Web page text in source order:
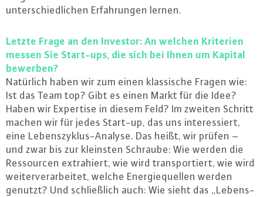
un­ter­schied­li­chen Er­fah­run­gen lernen.
Letzte Frage an den Investor: An welchen Kriterien
messen Sie Start-ups, die sich bei Ihnen um Kapital
bewerben?
Natürlich haben wir zum einen klas­si­sche Fragen wie:
Ist das Team top? Gibt es einen Markt für die Idee?
Haben wir Expertise in diesem Feld? Im zweiten Schritt
machen wir für jedes Start-up, das uns in­ter­es­siert,
eine Le­bens­zy­klus-Ana­ly­se. Das heißt, wir prüfen –
und zwar bis zur kleinsten Schraube: Wie werden die
Res­sour­cen ex­tra­hiert, wie wird trans­por­tiert, wie wird
wei­ter­ver­ar­bei­tet, welche En­er­gie­quel­len werden
genutzt? Und schließ­lich auch: Wie sieht das „Le­bens­